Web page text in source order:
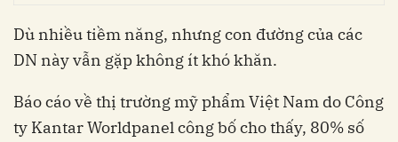
Dù nhiều tiềm năng, nhưng con đường của các
DN này vẫn gặp không ít khó khăn.
Báo cáo về thị trường mỹ phẩm Việt Nam do Công
ty Kantar Worldpanel công bố cho thấy, 80% số